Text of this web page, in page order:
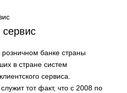
банке страны
в стране систем
сервиса.
тот факт, что с 2008 по